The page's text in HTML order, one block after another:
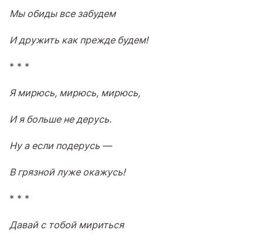
Мы обиды все забудем
И дружить как прежде будем!
* * *
Я мирюсь, мирюсь, мирюсь,
И я больше не дерусь.
Ну а если подерусь —
В грязной луже окажусь!
* * *
Давай с тобой мириться